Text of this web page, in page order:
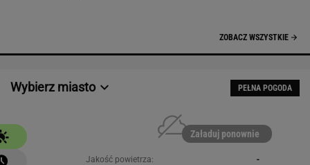
ZOBACZ WSZYSTKIE
Wybierz miasto PEŁNA POGODA
Załaduj ponownie
Jakość powietrza:
-